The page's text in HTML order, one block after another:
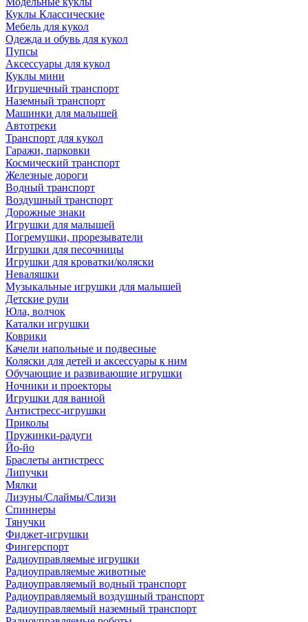
Куклы Классические
Мебель для кукол
Одежда и обувь для кукол
Пупсы
Аксессуары для кукол
Куклы мини
Игрушечный транспорт
Наземный транспорт
Машинки для малышей
Автотреки
Транспорт для кукол
Гаражи, парковки
Космический транспорт
Железные дороги
Водный транспорт
Воздушный транспорт
Дорожные знаки
Игрушки для малышей
Погремушки, прорезыватели
Игрушки для песочницы
Игрушки для кроватки/коляски
Неваляшки
Музыкальные игрушки для малышей
Детские рули
Юла, волчок
Каталки игрушки
Коврики
Качели напольные и подвесные
Коляски для детей и аксессуары к ним
Обучающие и развивающие игрушки
Ночники и проекторы
Игрушки для ванной
Антистресс-игрушки
Приколы
Пружинки-радуги
Йо-йо
Браслеты антистресс
Липучки
Мялки
Лизуны/Слаймы/Слизи
Спиннеры
Тянучки
Фиджет-игрушки
Фингерспорт
Радиоуправляемые игрушки
Радиоуправляемые животные
Радиоуправляемый водный транспорт
Радиоуправляемый воздушный транспорт
Радиоуправляемый наземный транспорт